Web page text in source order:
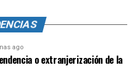
ago
o extranjerización de la